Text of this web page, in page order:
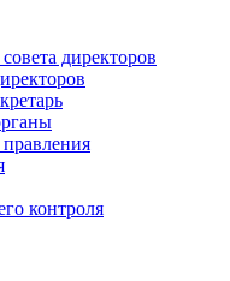
директоров
контроля